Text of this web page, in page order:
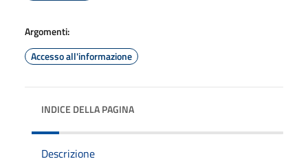
Argomenti:
Accesso all'informazione
INDICE DELLA PAGINA
Descrizione